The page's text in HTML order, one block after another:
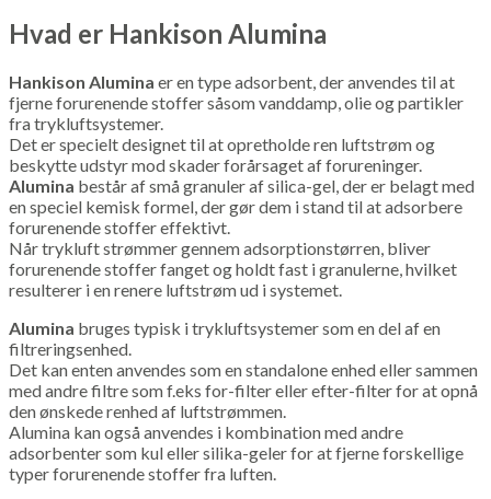
Hvad er Hankison Alumina
Hankison Alumina er en type adsorbent, der anvendes til at
fjerne forurenende stoffer såsom vanddamp, olie og partikler
fra trykluftsystemer.
Det er specielt designet til at opretholde ren luftstrøm og
beskytte udstyr mod skader forårsaget af forureninger.
Alumina består af små granuler af silica-gel, der er belagt med
en speciel kemisk formel, der gør dem i stand til at adsorbere
forurenende stoffer effektivt.
Når trykluft strømmer gennem adsorptionstørren, bliver
forurenende stoffer fanget og holdt fast i granulerne, hvilket
resulterer i en renere luftstrøm ud i systemet.
Alumina bruges typisk i trykluftsystemer som en del af en
filtreringsenhed.
Det kan enten anvendes som en standalone enhed eller sammen
med andre filtre som f.eks for-filter eller efter-filter for at opnå
den ønskede renhed af luftstrømmen.
Alumina kan også anvendes i kombination med andre
adsorbenter som kul eller silika-geler for at fjerne forskellige
typer forurenende stoffer fra luften.